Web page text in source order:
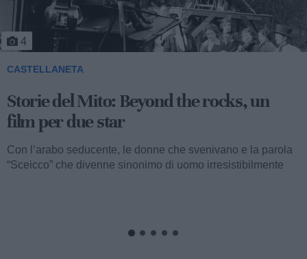
4
CASTELLANETA
Storie del Mito: Beyond the rocks, un
film per due star
Con l’arabo seducente, le donne che svenivano e la parola
“Sceicco” che divenne sinonimo di uomo irresistibilmente